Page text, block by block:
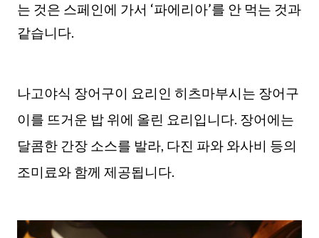
는 것은 스페인에 가서 ‘파에리아’를 안 먹는 것과
같습니다.
나고야식 장어구이 요리인 히츠마부시는 장어구
이를 뜨거운 밥 위에 올린 요리입니다. 장어에는
달콤한 간장 소스를 발라, 다진 파와 와사비 등의
조미료와 함께 제공됩니다.